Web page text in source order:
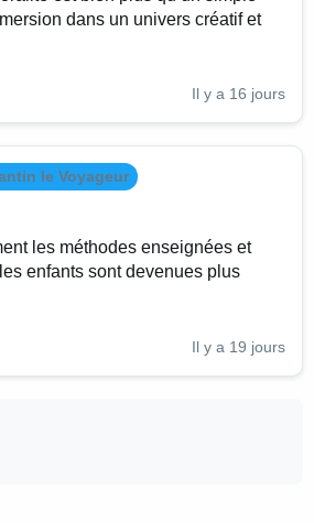
dans un univers créatif et
Il y a 16 jours
le Voyageur
les méthodes enseignées et
enfants sont devenues plus
Il y a 19 jours